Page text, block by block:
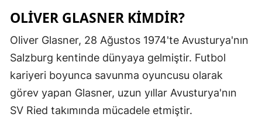
OLIVER GLASNER KIMDIR?
Oliver Glasner, 28 Ağustos 1974'te Avusturya'nın
Salzburg kentinde dünyaya gelmiştir. Futbol
kariyeri boyunca savunma oyuncusu olarak
görev yapan Glasner, uzun yıllar Avusturya'nın
SV Ried takımında mücadele etmiştir.